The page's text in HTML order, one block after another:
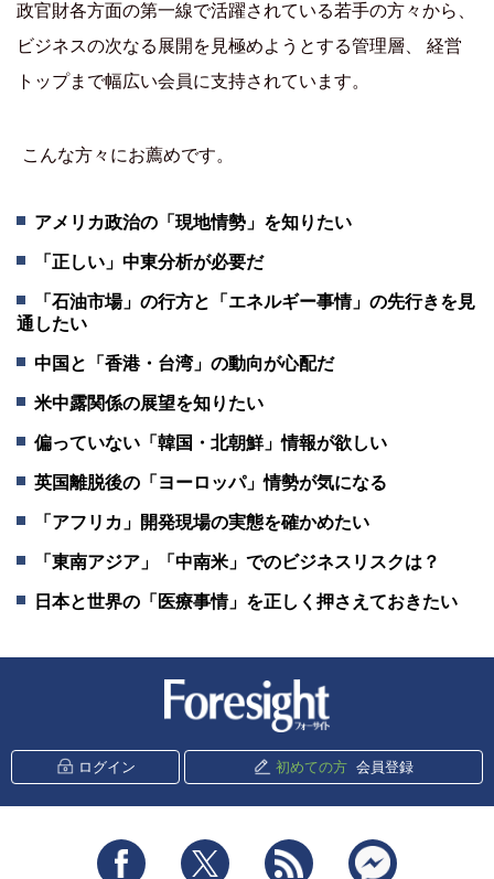
政官財各方面の第一線で活躍されている若手の方々から、
ビジネスの次なる展開を見極めようとする管理層、 経営
トップまで幅広い会員に支持されています。
こんな方々にお薦めです。
アメリカ政治の「現地情勢」を知りたい
「正しい」中東分析が必要だ
「石油市場」の行方と「エネルギー事情」の先行きを見
通したい
中国と「香港・台湾」の動向が心配だ
米中露関係の展望を知りたい
偏っていない「韓国・北朝鮮」情報が欲しい
英国離脱後の「ヨーロッパ」情勢が気になる
「アフリカ」開発現場の実態を確かめたい
「東南アジア」「中南米」でのビジネスリスクは？
日本と世界の「医療事情」を正しく押さえておきたい
ログイン 初めての方 会員登録
Facebook Twitter RSS